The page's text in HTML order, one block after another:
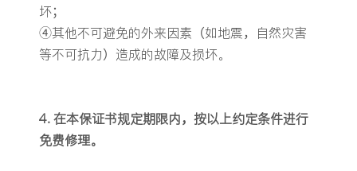
坏；
④其他不可避免的外来因素（如地震，自然灾害
等不可抗力）造成的故障及损坏。
4. 在本保证书规定期限内，按以上约定条件进行
免费修理。